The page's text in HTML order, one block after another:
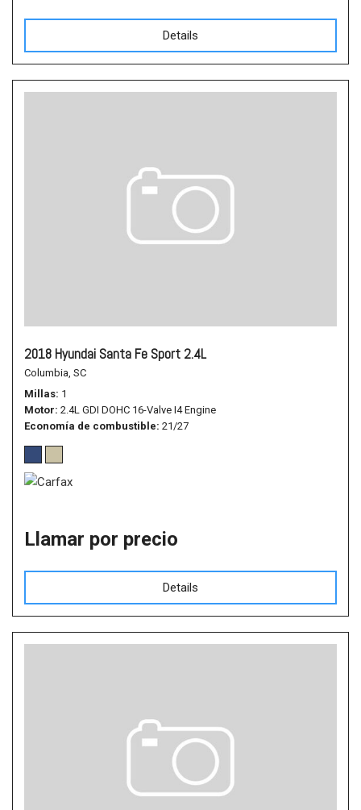
Details
2018 Hyundai Santa Fe Sport 2.4L
Columbia, SC
Millas 1
Motor 2.4L GDI DOHC 16-Valve I4 Engine
Economía de combustible 21/27
Llamar por precio
Details